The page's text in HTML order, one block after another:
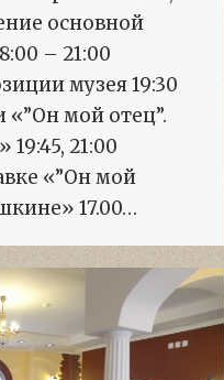
основной
– 21:00
музея 19:30
мой отец”.
21:00
«”Он мой
17.00…